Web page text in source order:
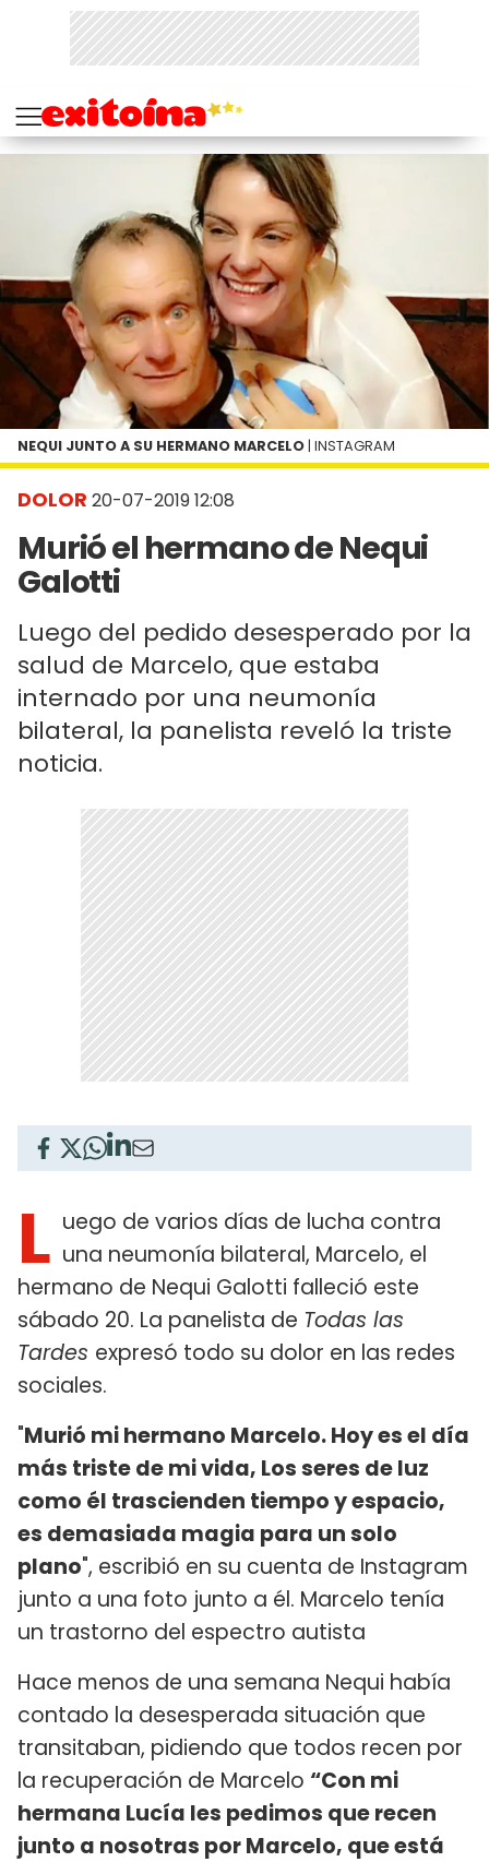
DOLOR 20-07-2019 12:08
Murió el hermano de Nequi
Galotti
Luego del pedido desesperado por la
salud de Marcelo, que estaba
internado por una neumonía
bilateral, la panelista reveló la triste
noticia.
NEQUI JUNTO A SU HERMANO MARCELO | INSTAGRAM
L uego de varios días de lucha contra
una neumonía bilateral, Marcelo, el
hermano de Nequi Galotti falleció este
sábado 20. La panelista de Todas las
Tardes expresó todo su dolor en las redes
sociales.
"Murió mi hermano Marcelo. Hoy es el día
más triste de mi vida, Los seres de luz
como él trascienden tiempo y espacio,
es demasiada magia para un solo
plano", escribió en su cuenta de Instagram
junto a una foto junto a él. Marcelo tenía
un trastorno del espectro autista
Hace menos de una semana Nequi había
contado la desesperada situación que
transitaban, pidiendo que todos recen por
la recuperación de Marcelo “Con mi
hermana Lucía les pedimos que recen
junto a nosotras por Marcelo, que está